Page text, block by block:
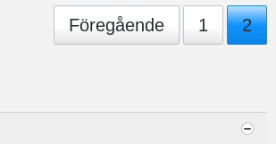
Föregående 1 2